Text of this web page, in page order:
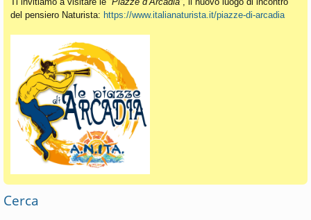
del pensiero Naturista: https://www.italianaturista.it/piazze-di-arcadia
Cerca